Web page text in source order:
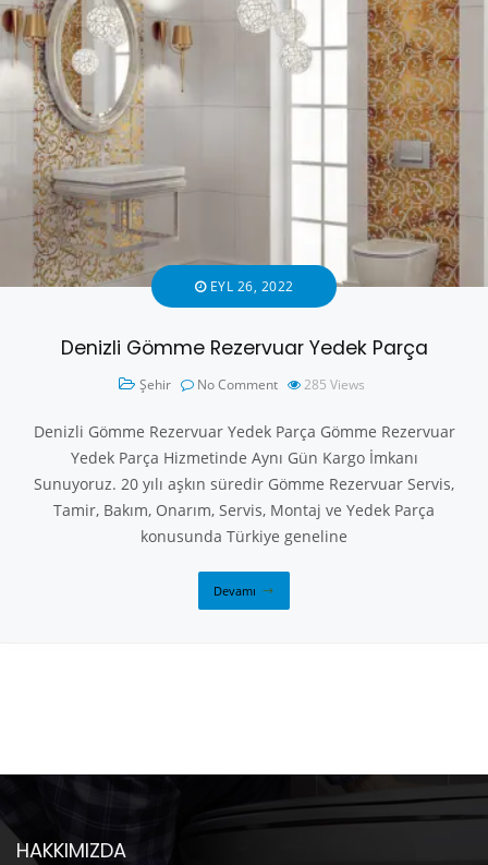
EYL 26, 2022
Denizli Gömme Rezervuar Yedek Parça
Şehir No Comment 285 Views
Denizli Gömme Rezervuar Yedek Parça Gömme Rezervuar
Yedek Parça Hizmetinde Aynı Gün Kargo İmkanı
Sunuyoruz. 20 yılı aşkın süredir Gömme Rezervuar Servis,
Tamir, Bakım, Onarım, Servis, Montaj ve Yedek Parça
konusunda Türkiye geneline
Devamı
HAKKIMIZDA